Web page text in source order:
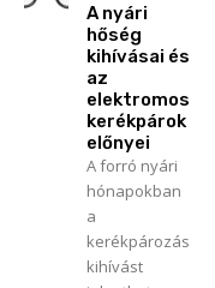
A nyári
hőség
kihívásai és
az
elektromos
kerékpárok
előnyei
A forró nyári
hónapokban
a
kerékpározás
kihívást